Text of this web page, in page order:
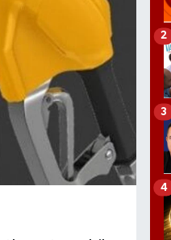
2
3
4